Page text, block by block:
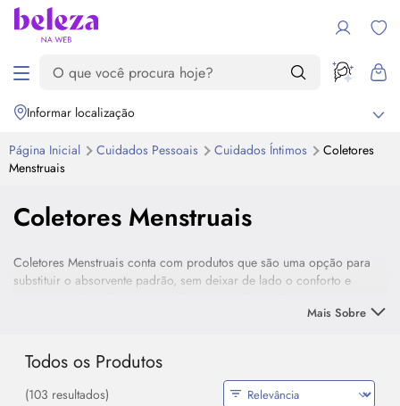
Informar localização
Página Inicial Cuidados Pessoais Cuidados Íntimos
Coletores
Menstruais
Coletores Menstruais
Coletores Menstruais conta com produtos que são uma opção para
substituir o absorvente padrão, sem deixar de lado o conforto e
que se adaptam ao corpo e são fáceis de colocar e retirar.Mais Sobre
Todos os Produtos
(103 resultados)